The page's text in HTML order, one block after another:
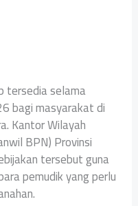
tersedia selama
bagi masyarakat di
Kantor Wilayah
BPN) Provinsi
tersebut guna
pemudik yang perlu